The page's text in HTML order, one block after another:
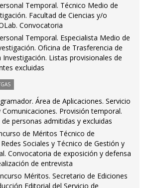
Temporal. Técnico Medio de
Facultad de Ciencias y/o
Convocatoria
Temporal. Especialista Medio de
Oficina de Trasferencia de
Investigación. Listas provisionales de
excluidas
Área de Aplicaciones. Servicio
Provisión temporal.
personas admitidas y excluidas
de Méritos Técnico de
Sociales y Técnico de Gestión y
Convocatoria de exposición y defensa
de entrevista
Méritos. Secretario de Ediciones
Editorial del Servicio de